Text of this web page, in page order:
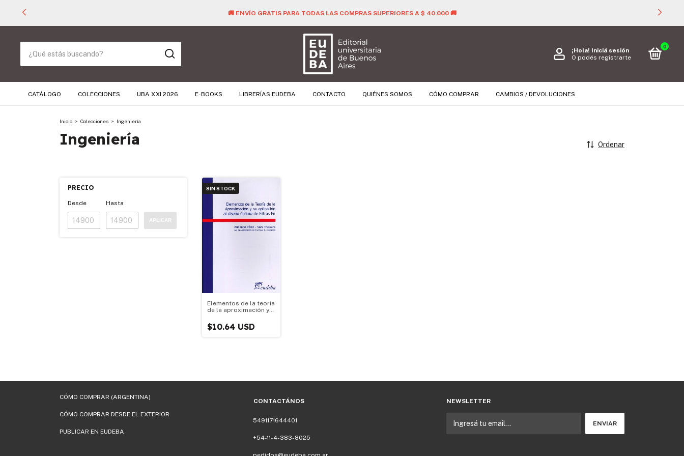
🚚 ENVÍO GRATIS PARA TODAS LAS COMPRAS SUPERIORES A $ 40.000 🚚
¡Hola! Iniciá sesión
O podés registrarte
0
CATÁLOGO COLECCIONES UBA XXI 2026 E-BOOKS LIBRERÍAS EUDEBA CONTACTO QUIÉNES SOMOS CÓMO COMPRAR CAMBIOS / DEVOLUCIONES
Inicio > Colecciones > Ingeniería
Ingeniería Ordenar
PRECIO
Desde Hasta
APLICAR
SIN STOCK
Elementos de la teoría
de la aproximación y
diseño óptimo de
filtros Fir
$10.64 USD
CÓMO COMPRAR (ARGENTINA)
CÓMO COMPRAR DESDE EL EXTERIOR
PUBLICAR EN EUDEBA
CONTACTÁNOS
5491171644401
+54-11-4-383-8025
NEWSLETTER